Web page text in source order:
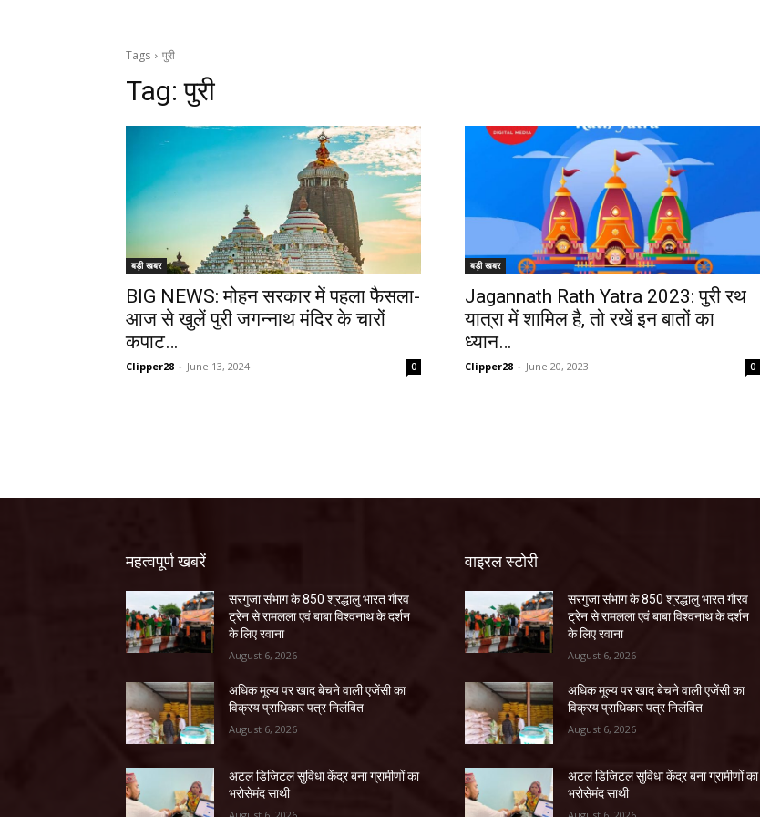
Tags पुरी
Tag:पुरी
बड़ी खबर
BIG NEWS: मोहन सरकार में पहला फैसला-
आज से खुलें पुरी जगन्नाथ मंदिर के चारों
कपाट…
Clipper28 - June 13, 2024 0
बड़ी खबर
Jagannath Rath Yatra 2023: पुरी रथ
यात्रा में शामिल है, तो रखें इन बातों का
ध्यान…
Clipper28 - June 20, 2023 0
महत्वपूर्ण खबरें
सरगुजा संभाग के 850 श्रद्धालु भारत गौरव
ट्रेन से रामलला एवं बाबा विश्वनाथ के दर्शन
के लिए रवाना
August 6, 2026
अधिक मूल्य पर खाद बेचने वाली एजेंसी का
विक्रय प्राधिकार पत्र निलंबित
August 6, 2026
अटल डिजिटल सुविधा केंद्र बना ग्रामीणों का
भरोसेमंद साथी
वाइरल स्टोरी
सरगुजा संभाग के 850 श्रद्धालु भारत गौरव
ट्रेन से रामलला एवं बाबा विश्वनाथ के दर्शन
के लिए रवाना
August 6, 2026
अधिक मूल्य पर खाद बेचने वाली एजेंसी का
विक्रय प्राधिकार पत्र निलंबित
August 6, 2026
अटल डिजिटल सुविधा केंद्र बना ग्रामीणों का
भरोसेमंद साथी